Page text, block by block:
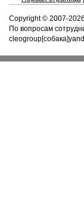
Copyright © 2007-
По вопросам